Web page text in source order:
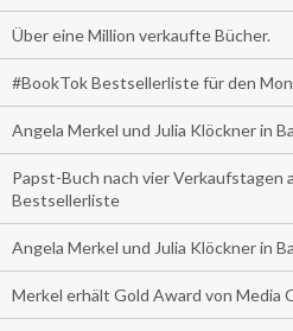
Über eine Million verkaufte Bücher.
#BookTok Bestsellerliste für den
Angela Merkel und Julia Klöckner in
Papst-Buch nach vier Verkaufstagen
Bestsellerliste
Angela Merkel und Julia Klöckner in
Merkel erhält Gold Award von Media